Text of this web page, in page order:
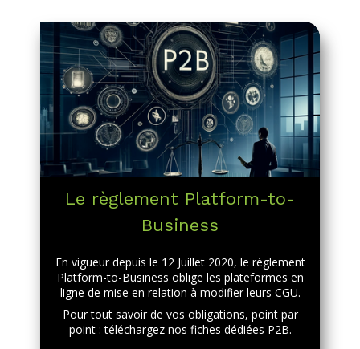
Le règlement Platform-to-
Business
En vigueur depuis le 12 Juillet 2020, le règlement
Platform-to-Business oblige les plateformes en
ligne de mise en relation à modifier leurs CGU.
Pour tout savoir de vos obligations, point par
point : téléchargez nos fiches dédiées P2B.